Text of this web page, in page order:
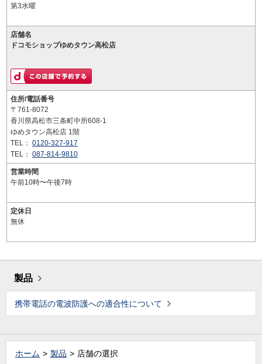
第3水曜
店舗名
ドコモショップゆめタウン高松店
住所/電話番号
〒761-8072
香川県高松市三条町中所608-1
ゆめタウン高松店 1階
TEL： 0120-327-917
TEL： 087-814-9810
営業時間
午前10時〜午後7時
定休日
無休
製品
携帯電話の電波防護への適合性について
ホーム 製品 店舗の選択